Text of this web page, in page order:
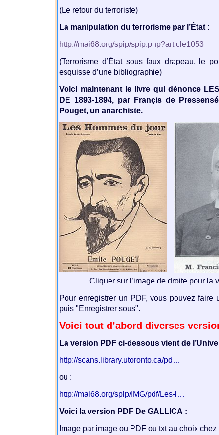
(Le retour du terroriste)
La manipulation du terrorisme par l’État :
http://mai68.org/spip/spip.php?article1053
(Terrorisme d’État sous faux drapeau, le
esquisse d’une bibliographie)
Voici maintenant le livre qui dénonce
DE 1893-1894, par Françis de
Pouget, un anarchiste.
Cliquer sur l’image de droite pour la
Pour enregistrer un PDF, vous pouvez faire
puis "Enregistrer sous".
Voici tout d’abord diverses
La version PDF ci-dessous vient de
http://scans.library.utoronto.ca/pd…
ou :
http://mai68.org/spip/IMG/pdf/Les-l…
Voici la version PDF De GALLICA :
Image par image ou PDF ou txt au choix